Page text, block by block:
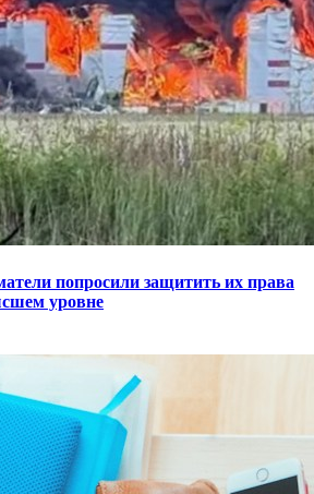
попросили защитить их права
уровне